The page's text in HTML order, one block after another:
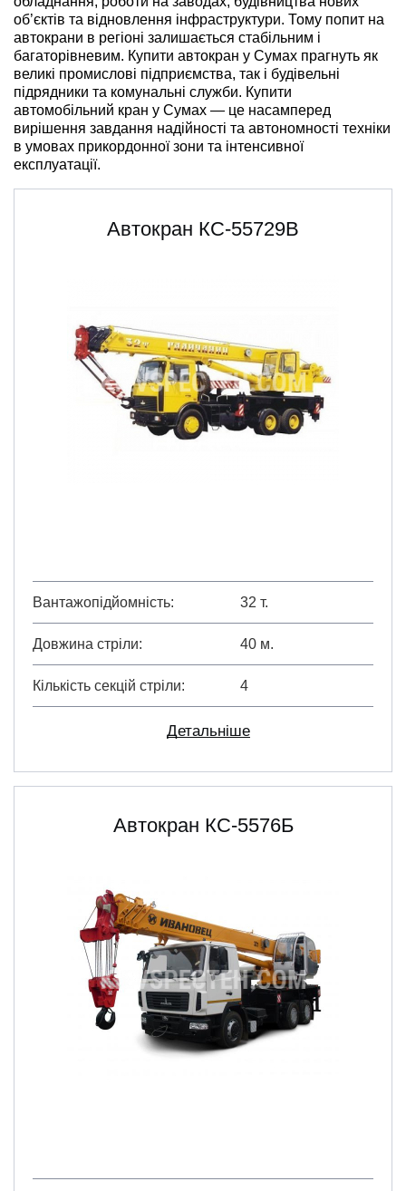
об’єктів та відновлення інфраструктури. Тому попит на
автокрани в регіоні залишається стабільним і
багаторівневим. Купити автокран у Сумах прагнуть як
великі промислові підприємства, так і будівельні
підрядники та комунальні служби. Купити
автомобільний кран у Сумах — це насамперед
вирішення завдання надійності та автономності техніки
в умовах прикордонної зони та інтенсивної
експлуатації.
Автокран КС-55729В
Вантажопідйомність 32 т.
Довжина стріли 40 м.
Кількість секцій стріли 4
Детальніше
Автокран КС-5576Б